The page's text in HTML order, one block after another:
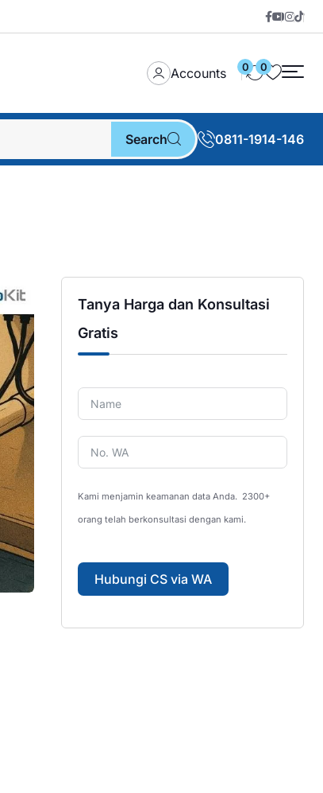
Accounts 0 0
Search 0811-1914-146
Tanya Harga dan Konsultasi
Gratis
Kami menjamin keamanan data Anda. 2300+
orang telah berkonsultasi dengan kami.
Hubungi CS via WA